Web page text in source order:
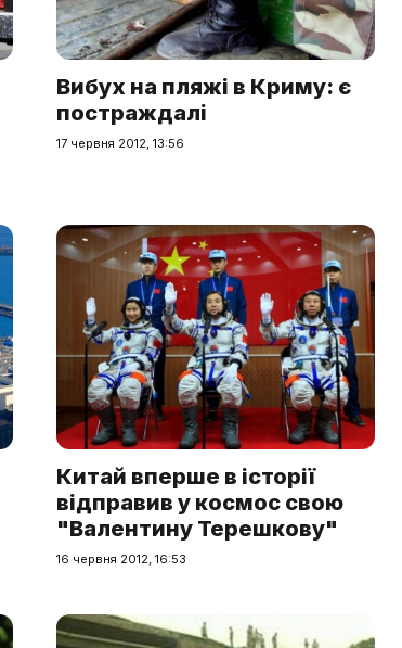
Вибух на пляжі в Криму: є
постраждалі
17 червня 2012, 13:56
Китай вперше в історії
відправив у космос свою
"Валентину Терешкову"
16 червня 2012, 16:53